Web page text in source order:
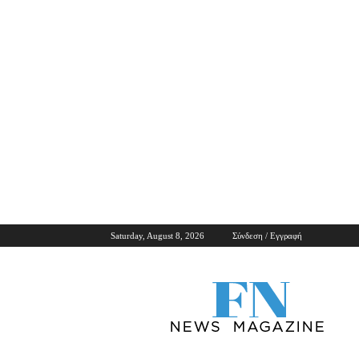
Saturday, August 8, 2026 Σύνδεση / Εγγραφή